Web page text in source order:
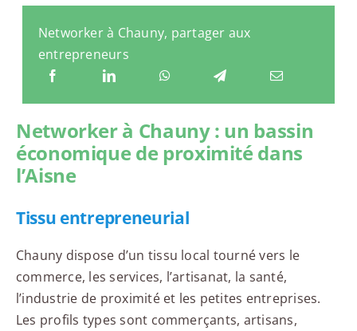
Networker à Chauny, partager aux
entrepreneurs
Networker à Chauny : un bassin
économique de proximité dans
l’Aisne
Tissu entrepreneurial
Chauny dispose d’un tissu local tourné vers le
commerce, les services, l’artisanat, la santé,
l’industrie de proximité et les petites entreprises.
Les profils types sont commerçants, artisans,